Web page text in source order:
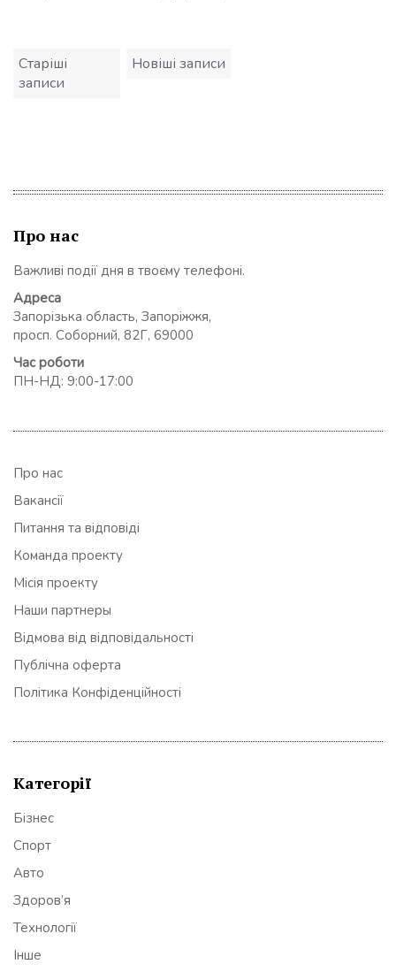
Навігація
записів
Старіші
записи
Новіші записи
Про нас
Важливі події дня в твоєму телефоні.
Адреса
Запорізька область, Запоріжжя,
просп. Соборний, 82Г, 69000
Час роботи
ПН-НД: 9:00-17:00
Про нас
Вакансії
Питання та відповіді
Команда проекту
Місія проекту
Наши партнеры
Відмова від відповідальності
Публічна оферта
Політика Конфіденційності
Категорії
Бізнес
Спорт
Авто
Здоров’я
Технології
Інше